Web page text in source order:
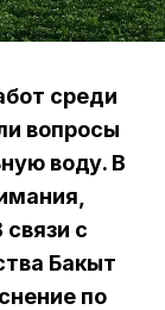
среди
вопросы
воду. В
с
Бакыт
по